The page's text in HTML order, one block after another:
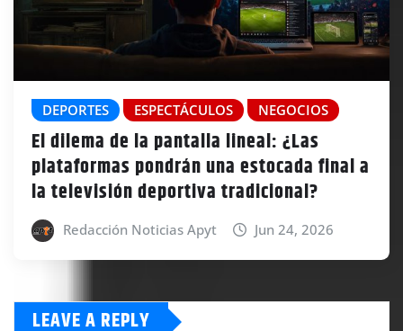
DEPORTES ESPECTÁCULOS NEGOCIOS
El dilema de la pantalla lineal: ¿Las
plataformas pondrán una estocada final a
la televisión deportiva tradicional?
Redacción Noticias Apyt Jun 24, 2026
LEAVE A REPLY